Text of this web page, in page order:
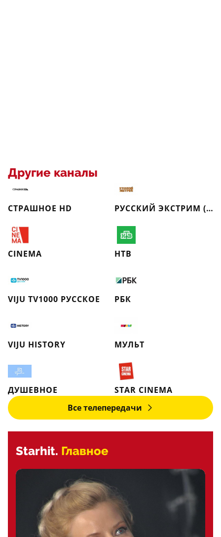
Другие каналы
СТРАШНОЕ HD РУССКИЙ ЭКСТРИМ (РЕТРО)
CINEMA НТВ
VIJU TV1000 РУССКОЕ РБК
VIJU HISTORY МУЛЬТ
ДУШЕВНОЕ
STAR CINEMA
Все телепередачи
Starhit. Главное